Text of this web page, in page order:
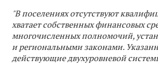
"В поселениях отсутствуют
хватает собственных финансовых
многочисленных полномочий,
и региональными законами.
действующие двухуровневой